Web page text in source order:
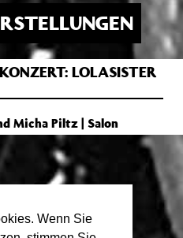
Wenn Sie
LOLASISTER
Micha Piltz | Salon